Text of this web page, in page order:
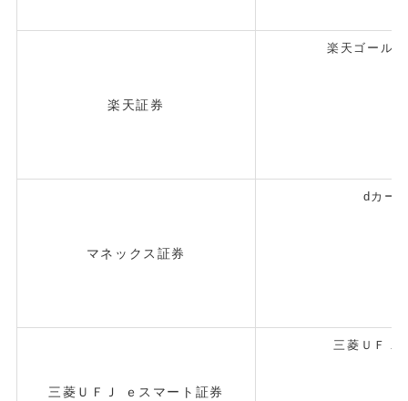
楽天証券
楽天ゴール
マネックス証券
dカー
三菱ＵＦＪ ｅスマート証券
三菱ＵＦＪ